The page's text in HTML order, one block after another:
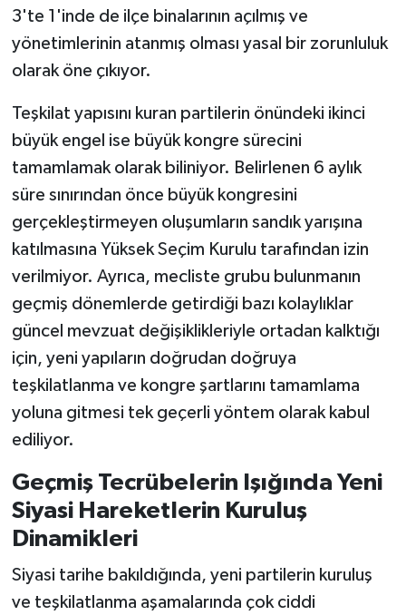
3'te 1'inde de ilçe binalarının açılmış ve
yönetimlerinin atanmış olması yasal bir zorunluluk
olarak öne çıkıyor.
Teşkilat yapısını kuran partilerin önündeki ikinci
büyük engel ise büyük kongre sürecini
tamamlamak olarak biliniyor. Belirlenen 6 aylık
süre sınırından önce büyük kongresini
gerçekleştirmeyen oluşumların sandık yarışına
katılmasına Yüksek Seçim Kurulu tarafından izin
verilmiyor. Ayrıca, mecliste grubu bulunmanın
geçmiş dönemlerde getirdiği bazı kolaylıklar
güncel mevzuat değişiklikleriyle ortadan kalktığı
için, yeni yapıların doğrudan doğruya
teşkilatlanma ve kongre şartlarını tamamlama
yoluna gitmesi tek geçerli yöntem olarak kabul
ediliyor.
Geçmiş Tecrübelerin Işığında Yeni
Siyasi Hareketlerin Kuruluş
Dinamikleri
Siyasi tarihe bakıldığında, yeni partilerin kuruluş
ve teşkilatlanma aşamalarında çok ciddi